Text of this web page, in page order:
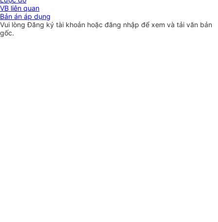
VB liên quan
Bản án áp dụng
Vui lòngĐăng ký tài khoản hoặc đăng nhập để xem và tải văn bản
gốc.